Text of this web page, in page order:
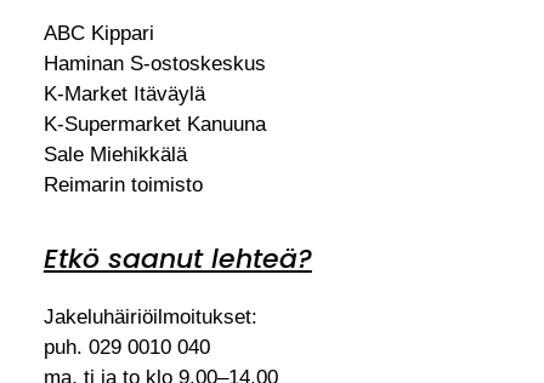
ABC Kippari
Haminan S-ostoskeskus
K-Market Itäväylä
K-Supermarket Kanuuna
Sale Miehikkälä
Reimarin toimisto
Etkö saanut lehteä?
Jakeluhäiriöilmoitukset:
puh. 029 0010 040
ma, ti ja to klo 9.00–14.00